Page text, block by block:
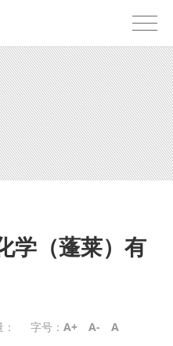
学（蓬莱）有
字号：A+ A- A